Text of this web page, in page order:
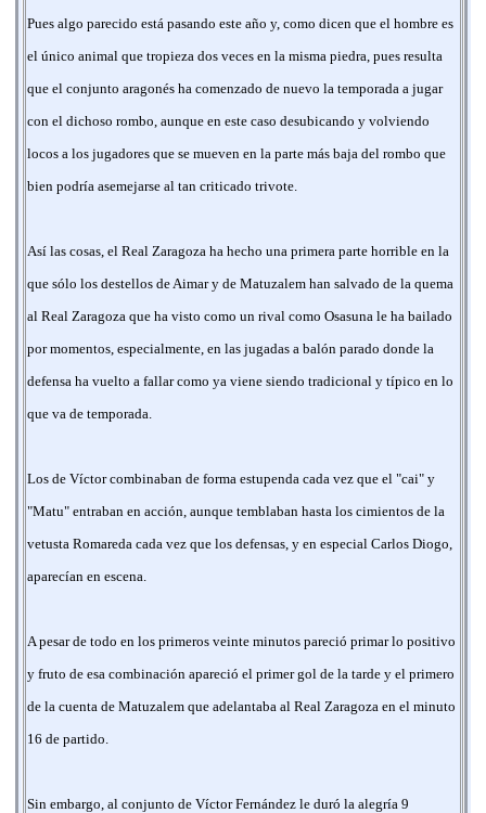
Pues algo parecido está pasando este año y, como dicen que el hombre es
el único animal que tropieza dos veces en la misma piedra, pues resulta
que el conjunto aragonés ha comenzado de nuevo la temporada a jugar
con el dichoso rombo, aunque en este caso desubicando y volviendo
locos a los jugadores que se mueven en la parte más baja del rombo que
bien podría asemejarse al tan criticado trivote.
Así las cosas, el Real Zaragoza ha hecho una primera parte horrible en la
que sólo los destellos de Aimar y de Matuzalem han salvado de la quema
al Real Zaragoza que ha visto como un rival como Osasuna le ha bailado
por momentos, especialmente, en las jugadas a balón parado donde la
defensa ha vuelto a fallar como ya viene siendo tradicional y típico en lo
que va de temporada.
Los de Víctor combinaban de forma estupenda cada vez que el "cai" y
"Matu" entraban en acción, aunque temblaban hasta los cimientos de la
vetusta Romareda cada vez que los defensas, y en especial Carlos Diogo,
aparecían en escena.
A pesar de todo en los primeros veinte minutos pareció primar lo positivo
y fruto de esa combinación apareció el primer gol de la tarde y el primero
de la cuenta de Matuzalem que adelantaba al Real Zaragoza en el minuto
16 de partido.
Sin embargo, al conjunto de Víctor Fernández le duró la alegría 9